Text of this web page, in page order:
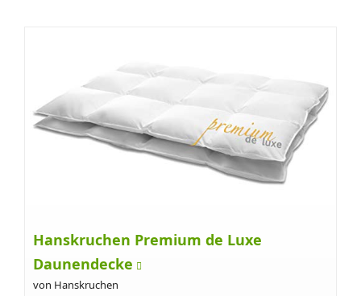
Hanskruchen Premium de Luxe
Daunendecke
von Hanskruchen